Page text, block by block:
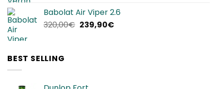
era:
240,00€.
è:
144,00€.
Babolat Air Viper 2.6
320,00€ Il
239,90€Il
BEST SELLING